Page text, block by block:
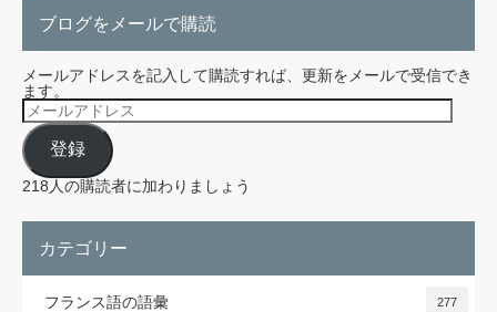
ブログをメールで購読
メールアドレスを記入して購読すれば、更新をメールで受信でき
ます。
メ
ー
ル
ア
ド
レ
登録
218人の購読者に加わりましょう
カテゴリー
フランス語の語彙 277